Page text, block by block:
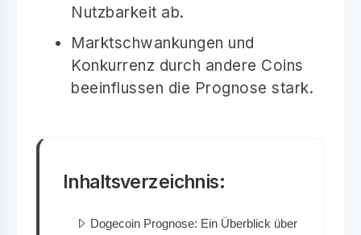
Nutzbarkeit ab.
Marktschwankungen und
Konkurrenz durch andere Coins
beeinflussen die Prognose stark.
Inhaltsverzeichnis:
Dogecoin Prognose: Ein Überblick über